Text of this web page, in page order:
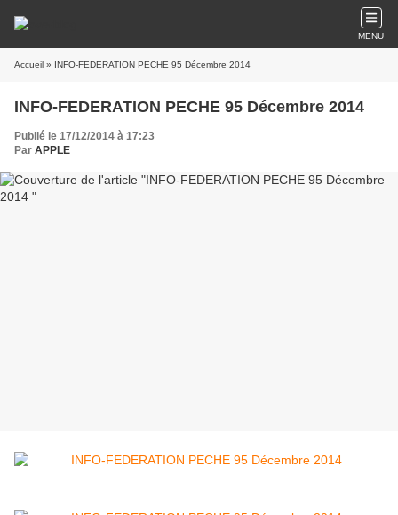
MENU
Accueil » INFO-FEDERATION PECHE 95 Décembre 2014
INFO-FEDERATION PECHE 95 Décembre 2014
Publié le 17/12/2014 à 17:23
Par APPLE